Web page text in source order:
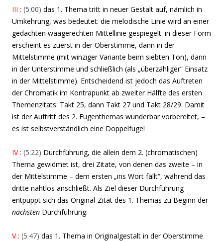
III : (5:00) das 1. Thema tritt in neuer Gestalt auf, nämlich in
Umkehrung, was bedeutet: die melodische Linie wird an einer
gedachten waagerechten Mittellinie gespiegelt. in dieser Form
erscheint es zuerst in der Oberstimme, dann in der
Mittelstimme (mit winziger Variante beim siebten Ton), dann
in der Unterstimme und schließlich (als „überzähliger“ Einsatz
in der Mittelstimme). Entscheidend ist jedoch das Auftreten
der Chromatik im Kontrapunkt ab zweiter Hälfte des ersten
Themenzitats: Takt 25, dann Takt 27 und Takt 28/29. Damit
ist der Auftritt des 2. Fugenthemas wunderbar vorbereitet, –
es ist selbstverständlich eine Doppelfuge!
IV : (5:22) Durchführung, die allein dem 2. (chromatischen)
Thema gewidmet ist, drei Zitate, von denen das zweite – in
der Mittelstimme – dem ersten „ins Wort fällt“, während das
dritte nahtlos anschließt. Als Ziel dieser Durchführung
entpuppt sich das Original-Zitat des 1. Themas zu Beginn der
nächsten Durchführung:
V : (5:47) das 1. Thema in Originalgestalt in der Oberstimme